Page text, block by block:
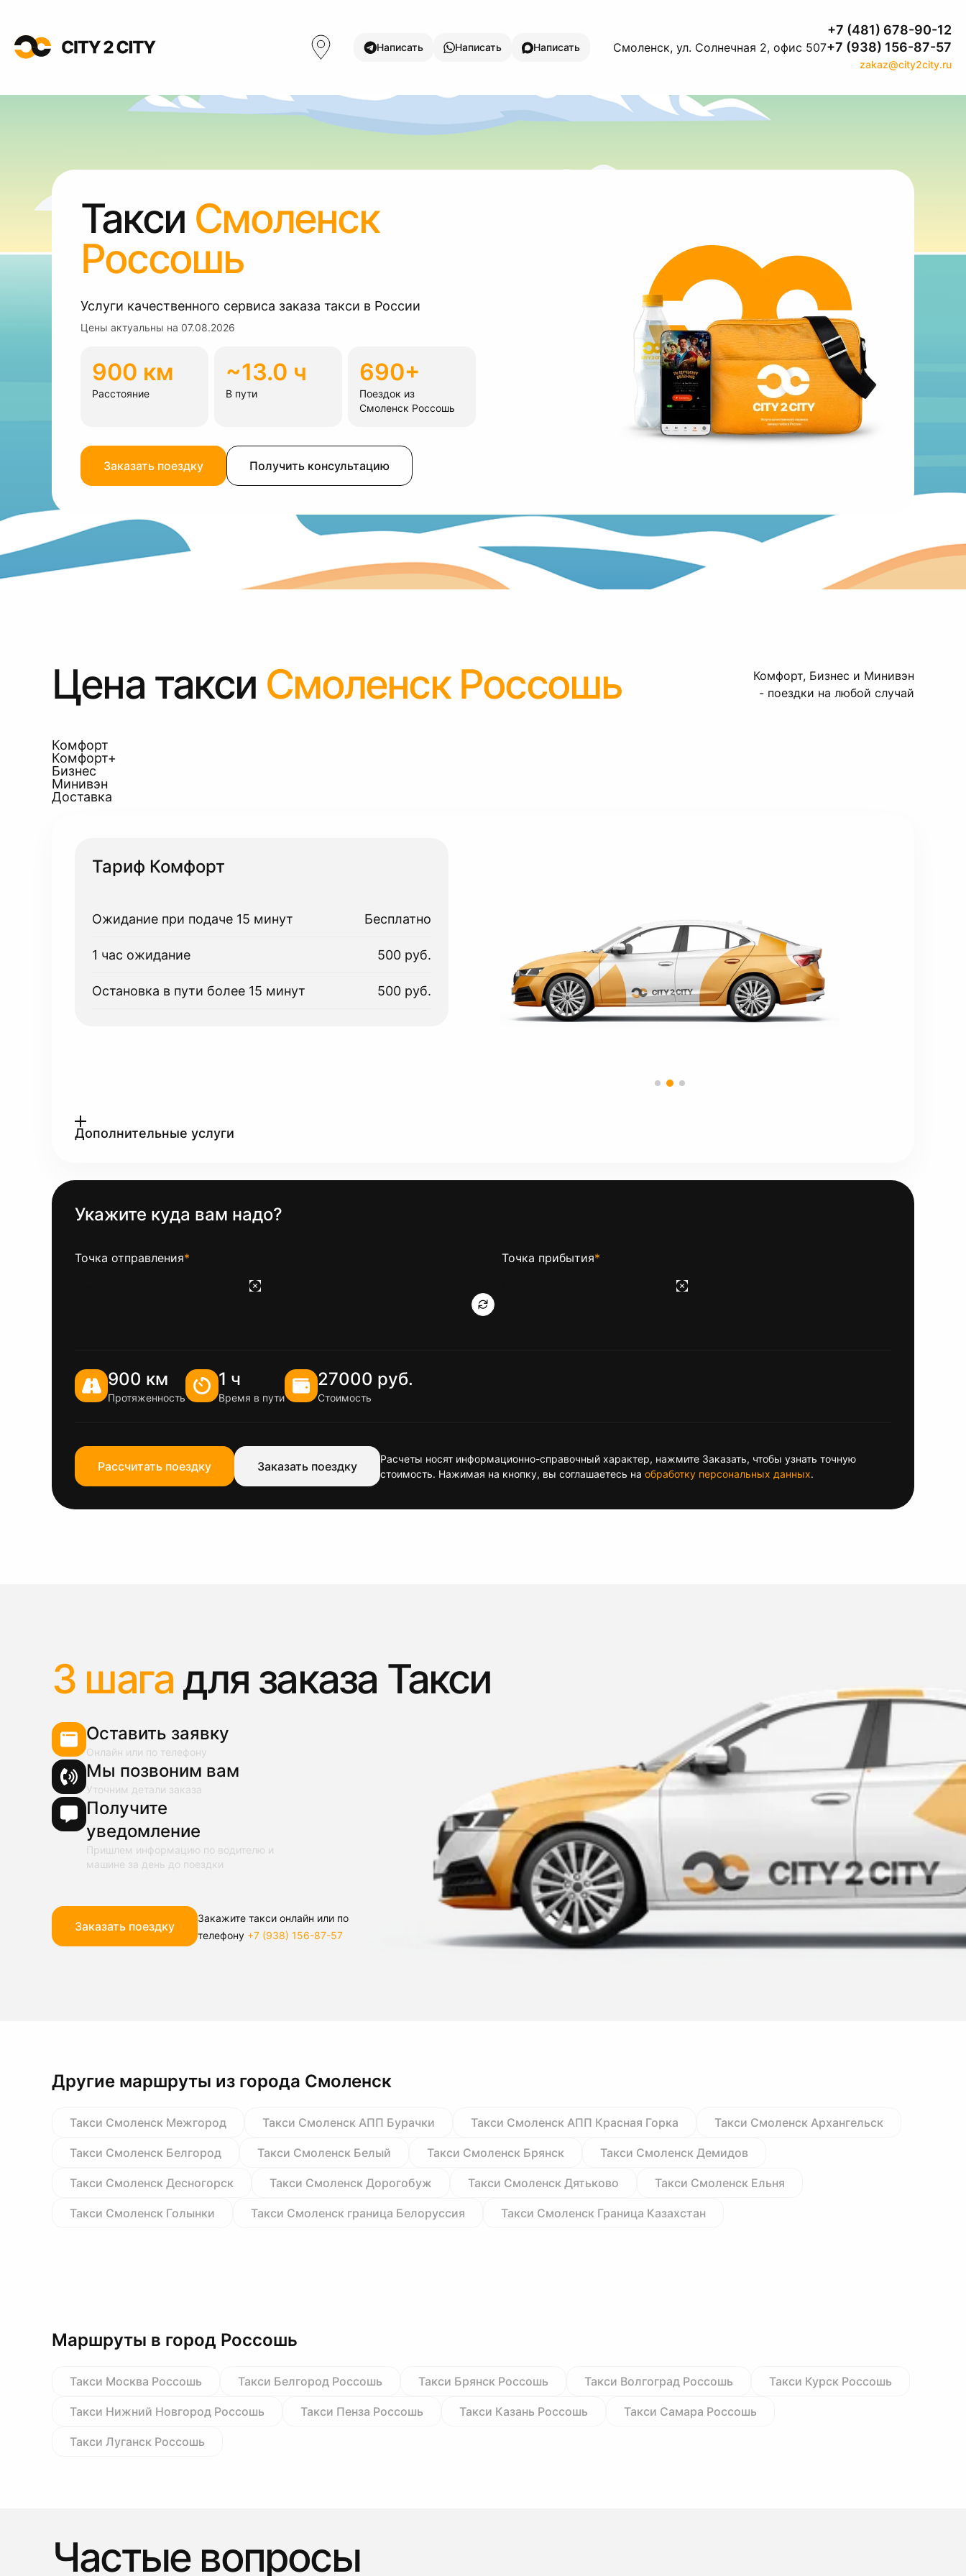
Написать Написать Написать Смоленск, ул. Солнечная 2, офис 507
+7 (481) 678-90-12
+7 (938) 156-87-57
zakaz@city2city.ru
Такси Смоленск
Россошь
Услуги качественного сервиса заказа такси в России
Цены актуальны на 07.08.2026
900 км
Расстояние
~13.0 ч
В пути
690+
Поездок из
Смоленск Россошь
Заказать поездку Получить консультацию
Цена такси Смоленск Россошь
Комфорт, Бизнес и Минивэн
- поездки на любой случай
Комфорт
Комфорт+
Бизнес
Минивэн
Доставка
Тариф Комфорт
Ожидание при подаче 15 минут Бесплатно
1 час ожидание 500 руб.
Остановка в пути более 15 минут 500 руб.
Дополнительные услуги
Укажите куда вам надо?
Точка отправления* Точка прибытия*
900 км
Протяженность
1 ч
Время в пути
27000 руб.
Стоимость
Рассчитать поездку Заказать поездку
Расчеты носят информационно-справочный характер, нажмите Заказать, чтобы узнать точную
стоимость. Нажимая на кнопку, вы соглашаетесь на обработку персональных данных.
3 шага для заказа Такси
Оставить заявку
Онлайн или по телефону
Мы позвоним вам
Уточним детали заказа
Получите
уведомление
Пришлем информацию по водителю и
машине за день до поездки
Заказать поездку
Закажите такси онлайн или по
телефону +7 (938) 156-87-57
Другие маршруты из города Смоленск
Такси Смоленск Межгород Такси Смоленск АПП Бурачки Такси Смоленск АПП Красная Горка Такси Смоленск Архангельск
Такси Смоленск Белгород Такси Смоленск Белый Такси Смоленск Брянск Такси Смоленск Демидов
Такси Смоленск Десногорск Такси Смоленск Дорогобуж Такси Смоленск Дятьково Такси Смоленск Ельня
Такси Смоленск Голынки Такси Смоленск граница Белоруссия Такси Смоленск Граница Казахстан
Маршруты в город Россошь
Такси Москва Россошь Такси Белгород Россошь Такси Брянск Россошь Такси Волгоград Россошь Такси Курск Россошь
Такси Нижний Новгород Россошь Такси Пенза Россошь Такси Казань Россошь Такси Самара Россошь
Такси Луганск Россошь
Частые вопросы